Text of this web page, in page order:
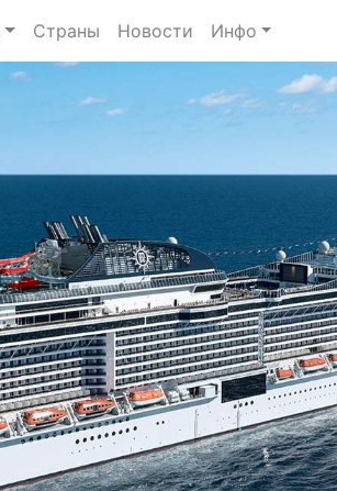
Страны Новости Инфо